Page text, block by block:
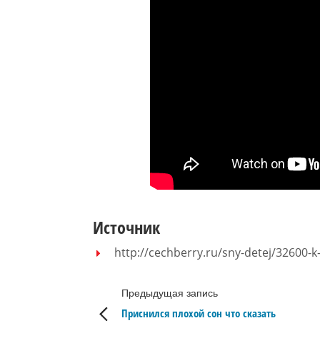
Источник
http://cechberry.ru/sny-detej/32600-
Предыдущая запись
Приснился плохой сон что сказать